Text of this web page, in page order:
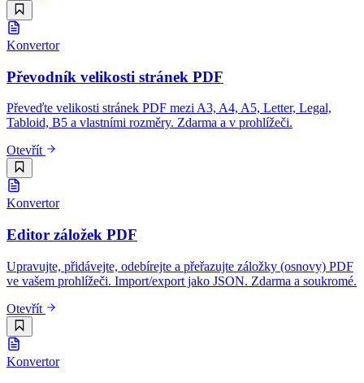
Konvertor
Převodník velikosti stránek PDF
Převeďte velikosti stránek PDF mezi A3, A4, A5, Letter, Legal,
Tabloid, B5 a vlastními rozměry. Zdarma a v prohlížeči.
Otevřít
Konvertor
Editor záložek PDF
Upravujte, přidávejte, odebírejte a přeřazujte záložky (osnovy) PDF
ve vašem prohlížeči. Import/export jako JSON. Zdarma a soukromé.
Otevřít
Konvertor